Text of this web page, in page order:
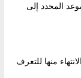
المحدد إلى
منها للتعرف